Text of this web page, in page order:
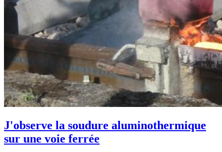
J'observe la soudure aluminothermique
sur une voie ferrée